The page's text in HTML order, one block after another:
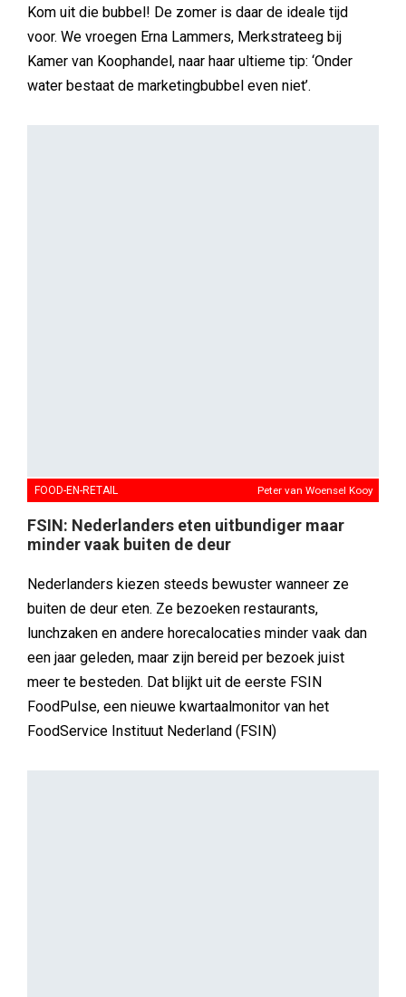
Kom uit die bubbel! De zomer is daar de ideale tijd
voor. We vroegen Erna Lammers, Merkstrateeg bij
Kamer van Koophandel, naar haar ultieme tip: ‘Onder
water bestaat de marketingbubbel even niet’.
FOOD-EN-RETAIL Peter van Woensel Kooy
FSIN: Nederlanders eten uitbundiger maar
minder vaak buiten de deur
Nederlanders kiezen steeds bewuster wanneer ze
buiten de deur eten. Ze bezoeken restaurants,
lunchzaken en andere horecalocaties minder vaak dan
een jaar geleden, maar zijn bereid per bezoek juist
meer te besteden. Dat blijkt uit de eerste FSIN
FoodPulse, een nieuwe kwartaalmonitor van het
FoodService Instituut Nederland (FSIN)